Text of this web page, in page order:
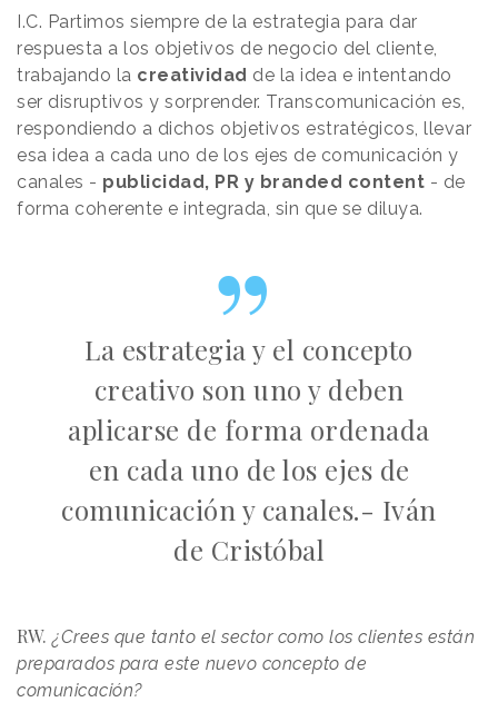
I.C. Partimos siempre de la estrategia para dar
respuesta a los objetivos de negocio del cliente,
trabajando la creatividad de la idea e intentando
ser disruptivos y sorprender. Transcomunicación es,
respondiendo a dichos objetivos estratégicos, llevar
esa idea a cada uno de los ejes de comunicación y
canales - publicidad, PR y branded content - de
forma coherente e integrada, sin que se diluya.
La estrategia y el concepto
creativo son uno y deben
aplicarse de forma ordenada
en cada uno de los ejes de
comunicación y canales.- Iván
de Cristóbal
RW. ¿Crees que tanto el sector como los clientes están
preparados para este nuevo concepto de
comunicación?